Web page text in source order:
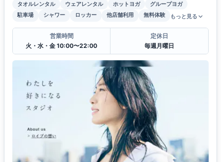
タオルレンタル ウェアレンタル ホットヨガ
グループヨガ
駐車場
シャワー ロッカー 他店舗利用 無料体験 もっと見る
営業時間
火・水・金 10:00〜22:00
定休日
毎週月曜日